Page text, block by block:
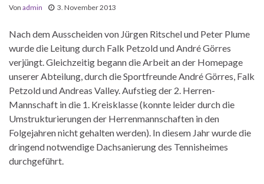
Von admin 3. November 2013
Nach dem Ausscheiden von Jürgen Ritschel und Peter Plume
wurde die Leitung durch Falk Petzold und André Görres
verjüngt. Gleichzeitig begann die Arbeit an der Homepage
unserer Abteilung, durch die Sportfreunde André Görres, Falk
Petzold und Andreas Valley. Aufstieg der 2. Herren-
Mannschaft in die 1. Kreisklasse (konnte leider durch die
Umstrukturierungen der Herrenmannschaften in den
Folgejahren nicht gehalten werden). In diesem Jahr wurde die
dringend notwendige Dachsanierung des Tennisheimes
durchgeführt.